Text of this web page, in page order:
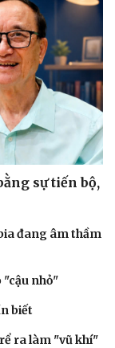
sự tiến bộ,
đang âm thầm
"cậu nhỏ"
biết
ra làm "vũ khí"